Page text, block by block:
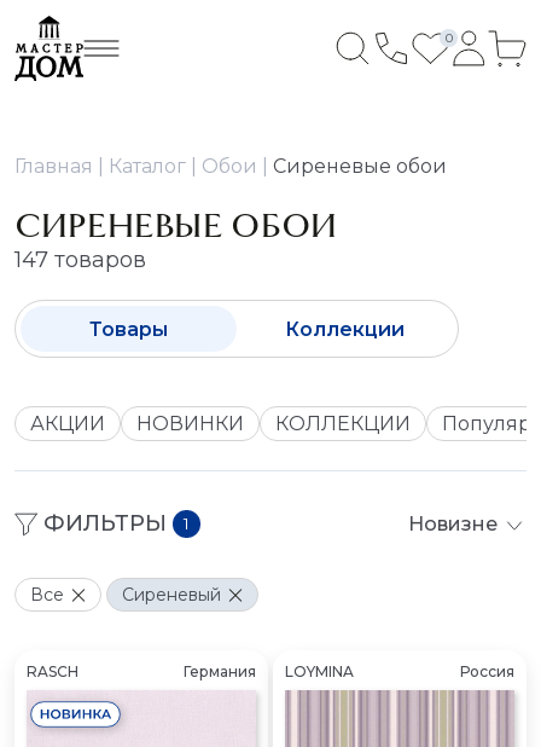
0
Главная Каталог Обои Сиреневые обои
СИРЕНЕВЫЕ ОБОИ
147 товаров
Товары Коллекции
АКЦИИ НОВИНКИ КОЛЛЕКЦИИ
ФИЛЬТРЫ 1 Новизне
Все Сиреневый
RASCH Германия LOYMINA Россия